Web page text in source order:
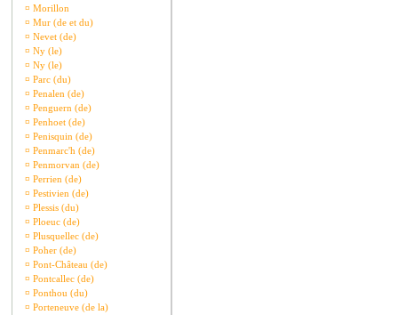
¤ Morillon
¤ Mur (de et du)
¤ Nevet (de)
¤ Ny (le)
¤ Ny (le)
¤ Parc (du)
¤ Penalen (de)
¤ Penguern (de)
¤ Penhoet (de)
¤ Penisquin (de)
¤ Penmarc'h (de)
¤ Penmorvan (de)
¤ Perrien (de)
¤ Pestivien (de)
¤ Plessis (du)
¤ Ploeuc (de)
¤ Plusquellec (de)
¤ Poher (de)
¤ Pont-Château (de)
¤ Pontcallec (de)
¤ Ponthou (du)
¤ Porteneuve (de la)